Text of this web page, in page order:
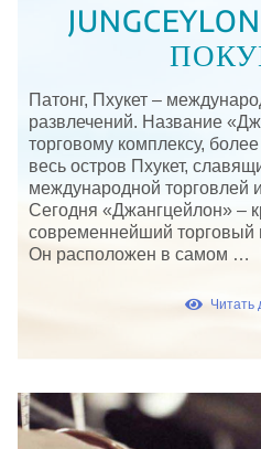
Патонг, Пхукет –
развлечений. Название
торговому комплексу,
весь остров Пхукет,
международной торговлей
Сегодня «Джангцейлон» –
современнейший торговый
Он расположен в самом …
Читать